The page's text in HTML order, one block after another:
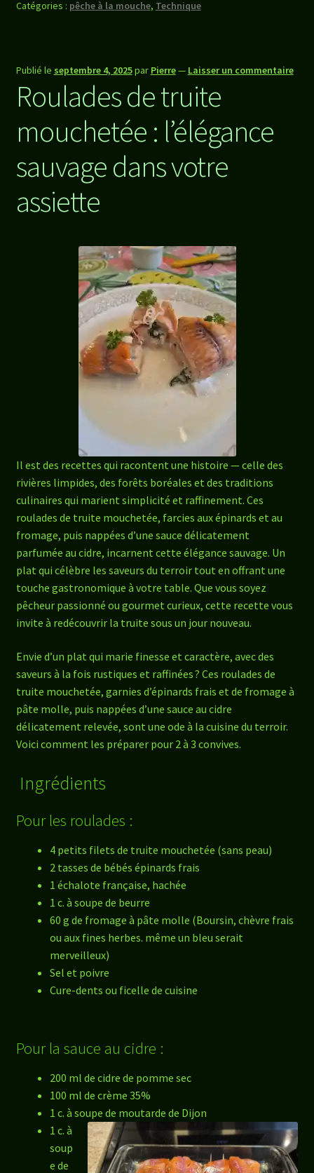
Catégories : pêche à la mouche, Technique
Publié le septembre 4, 2025par Pierre— Laisser un commentaire
Roulades de truite
mouchetée : l’élégance
sauvage dans votre
assiette
Il est des recettes qui racontent une histoire — celle des
rivières limpides, des forêts boréales et des traditions
culinaires qui marient simplicité et raffinement. Ces
roulades de truite mouchetée, farcies aux épinards et au
fromage, puis nappées d’une sauce délicatement
parfumée au cidre, incarnent cette élégance sauvage. Un
plat qui célèbre les saveurs du terroir tout en offrant une
touche gastronomique à votre table. Que vous soyez
pêcheur passionné ou gourmet curieux, cette recette vous
invite à redécouvrir la truite sous un jour nouveau.
Envie d’un plat qui marie finesse et caractère, avec des
saveurs à la fois rustiques et raffinées ? Ces roulades de
truite mouchetée, garnies d’épinards frais et de fromage à
pâte molle, puis nappées d’une sauce au cidre
délicatement relevée, sont une ode à la cuisine du terroir.
Voici comment les préparer pour 2 à 3 convives.
Ingrédients
Pour les roulades :
4 petits filets de truite mouchetée (sans peau)
2 tasses de bébés épinards frais
1 échalote française, hachée
1 c. à soupe de beurre
60 g de fromage à pâte molle (Boursin, chèvre frais
ou aux fines herbes. même un bleu serait
merveilleux)
Sel et poivre
Cure-dents ou ficelle de cuisine
Pour la sauce au cidre :
200 ml de cidre de pomme sec
100 ml de crème 35%
1 c. à soupe de moutarde de Dijon
1 c. à
soup
e de